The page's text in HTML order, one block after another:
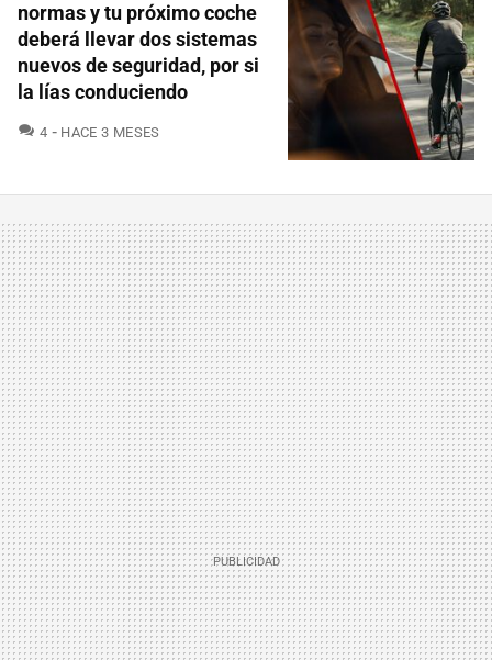
normas y tu próximo coche
deberá llevar dos sistemas
nuevos de seguridad, por si
la lías conduciendo
4 COMENTARIOS
HACE 3 MESES